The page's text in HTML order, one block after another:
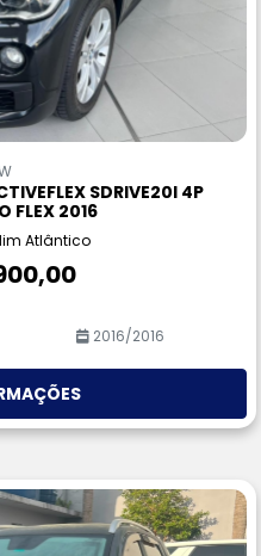
SDRIVE20I 4P
FLEX 2016
Atlântico
2016/2016